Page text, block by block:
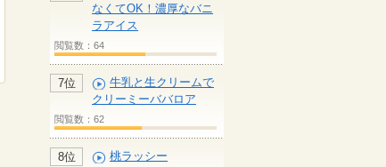
なくてOK！濃厚なバニ
ラアイス
閲覧数：64
7位
牛乳と生クリームで
クリーミーババロア
閲覧数：62
8位 桃ラッシー